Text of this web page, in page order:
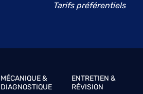
Tarifs préférentiels
MÉCANIQUE &
DIAGNOSTIQUE
ENTRETIEN &
RÉVISION